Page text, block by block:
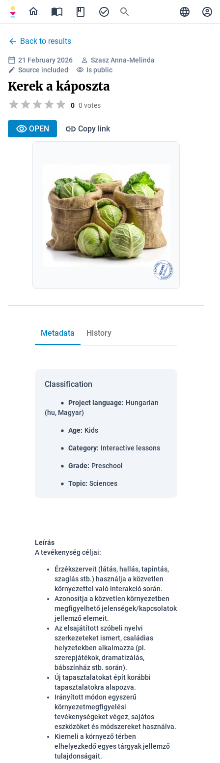
Back to results
21 February 2026
Szasz Anna-Melinda
Source included
Is public
Kerek a káposzta
0 0 votes
OPEN Copy link
Metadata History
Classification
Project language: Hungarian
(hu, Magyar)
Age: Kids
Category: Interactive lessons
Grade: Preschool
Topic: Sciences
Leírás
A tevékenység céljai:
Érzékszerveit (látás, hallás, tapintás,
szaglás stb.) használja a közvetlen
környezettel való interakció során.
Azonosítja a közvetlen környezetben
megfigyelhető jelenségek/kapcsolatok
jellemző elemeit.
Az elsajátított szóbeli nyelvi
szerkezeteket ismert, családias
helyzetekben alkalmazza (pl.
szerepjátékok, dramatizálás,
bábszínház stb. során).
Új tapasztalatokat épít korábbi
tapasztalatokra alapozva.
Irányított módon egyszerű
környezetmegfigyelési
tevékenységeket végez, sajátos
eszközöket és módszereket használva.
Kiemeli a környező térben
elhelyezkedő egyes tárgyak jellemző
tulajdonságait.